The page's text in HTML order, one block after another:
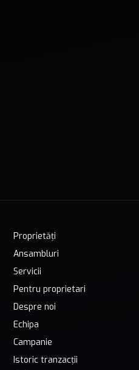
Proprietăți
Ansambluri
Servicii
Pentru proprietari
Despre noi
Echipa
Campanie
Istoric tranzacții